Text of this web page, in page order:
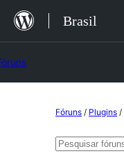
para
Brasil
Fóruns / Plugins /
Pesquisar